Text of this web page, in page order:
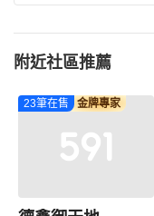
附近社區推薦
23筆在售 金牌專家